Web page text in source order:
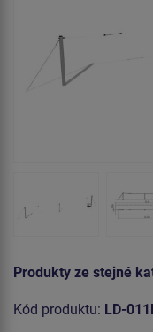
Produkty ze stejné
Kód produktu: LD-